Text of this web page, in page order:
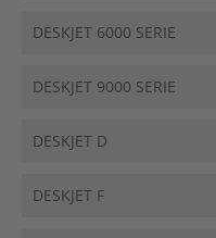
DESKJET 6000 SERIE
DESKJET 9000 SERIE
DESKJET D
DESKJET F